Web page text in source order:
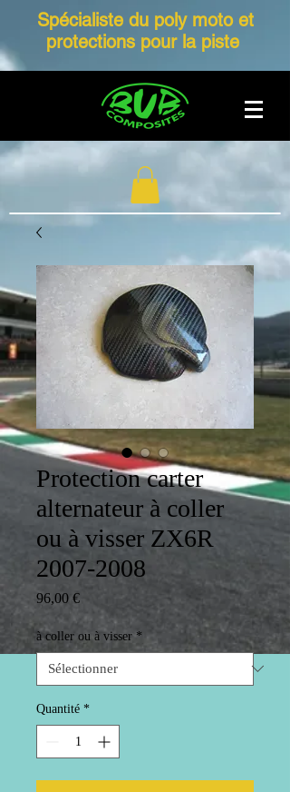
Spécialiste du poly moto et
protections pour la piste
Protection carter
alternateur à coller
ou à visser ZX6R
2007-2008
96,00 €Prix
à coller ou à visser *
Quantité *